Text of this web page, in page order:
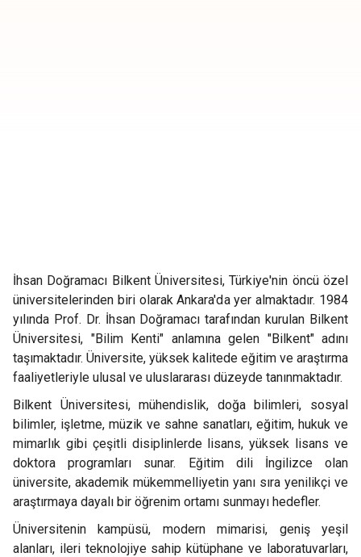
İhsan Doğramacı Bilkent Üniversitesi, Türkiye'nin öncü özel
üniversitelerinden biri olarak Ankara'da yer almaktadır. 1984
yılında Prof. Dr. İhsan Doğramacı tarafından kurulan Bilkent
Üniversitesi, "Bilim Kenti" anlamına gelen "Bilkent" adını
taşımaktadır. Üniversite, yüksek kalitede eğitim ve araştırma
faaliyetleriyle ulusal ve uluslararası düzeyde tanınmaktadır.
Bilkent Üniversitesi, mühendislik, doğa bilimleri, sosyal
bilimler, işletme, müzik ve sahne sanatları, eğitim, hukuk ve
mimarlık gibi çeşitli disiplinlerde lisans, yüksek lisans ve
doktora programları sunar. Eğitim dili İngilizce olan
üniversite, akademik mükemmelliyetin yanı sıra yenilikçi ve
araştırmaya dayalı bir öğrenim ortamı sunmayı hedefler.
Üniversitenin kampüsü, modern mimarisi, geniş yeşil
alanları, ileri teknolojiye sahip kütüphane ve laboratuvarları,